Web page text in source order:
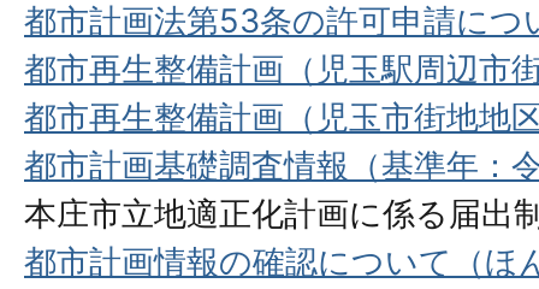
都市計画法第53条の許可申請につ
都市再生整備計画（児玉駅周辺市
都市再生整備計画（児玉市街地地
都市計画基礎調査情報（基準年：
本庄市立地適正化計画に係る届出
都市計画情報の確認について（ほ